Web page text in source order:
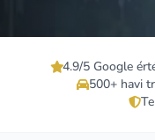
4.9/5 Google
500+ havi